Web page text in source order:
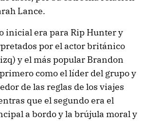
Lance.
inicial era para Rip Hunter y
por el actor británico
y el más popular Brandon
como el líder del grupo y
de las reglas de los viajes
que el segundo era el
a bordo y la brújula moral y